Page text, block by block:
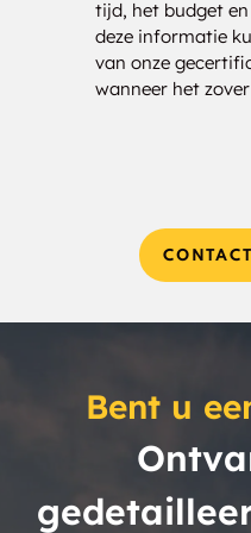
Orr Lake
Port Carling
Rama
Redwood
Rossclair
tijd, het budget
deze informatie
van onze
wanneer het
Bent u